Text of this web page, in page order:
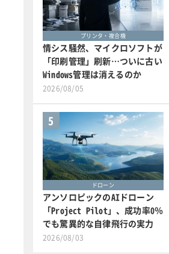
プリンタ・複合機
情シス騒然、マイクロソフトが
「印刷管理」刷新…ついに古い
Windows管理は消えるのか
2026/08/05
5
ドローン
アンソロピックのAIドローン
「Project Pilot」、成功率0％
でも驚異的な自律飛行の実力
2026/08/03